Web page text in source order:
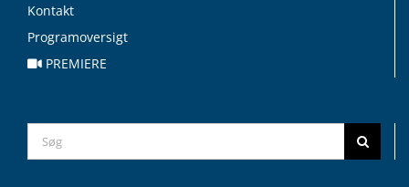
Kontakt
Programoversigt
PREMIERE
Search
for: